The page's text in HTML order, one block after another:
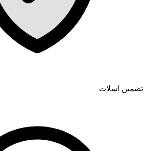
تضمین اسلات